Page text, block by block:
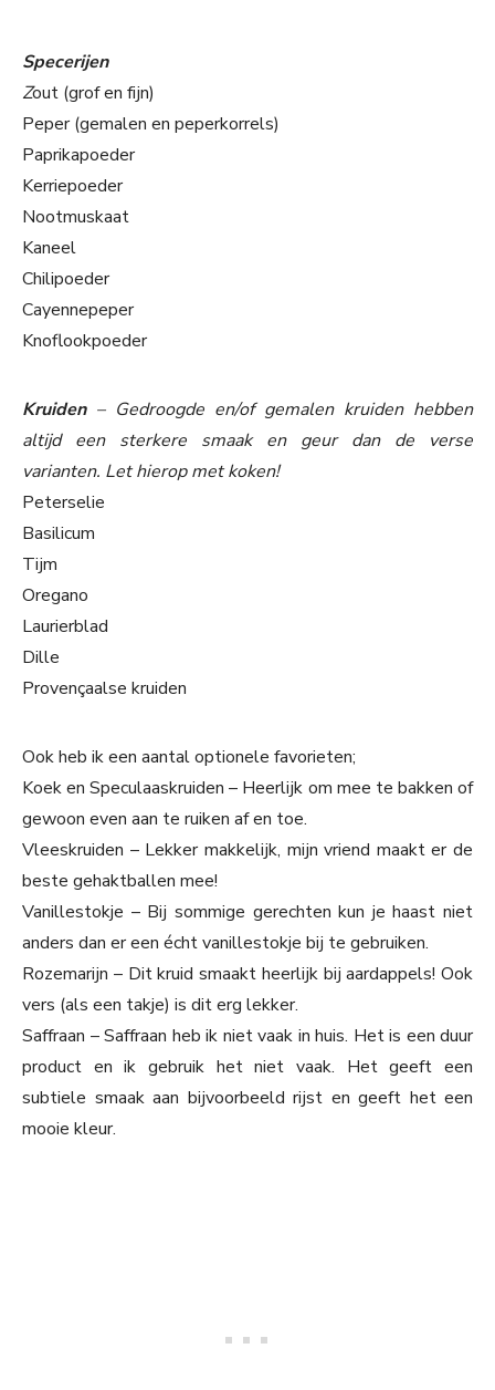
Specerijen
Zout (grof en fijn)
Peper (gemalen en peperkorrels)
Paprikapoeder
Kerriepoeder
Nootmuskaat
Kaneel
Chilipoeder
Cayennepeper
Knoflookpoeder
Kruiden– Gedroogde en/of gemalen kruiden hebben
altijd een sterkere smaak en geur dan de verse
varianten. Let hierop met koken!
Peterselie
Basilicum
Tijm
Oregano
Laurierblad
Dille
Provençaalse kruiden
Ook heb ik een aantal optionele favorieten;
Koek en Speculaaskruiden – Heerlijk om mee te bakken of
gewoon even aan te ruiken af en toe.
Vleeskruiden – Lekker makkelijk, mijn vriend maakt er de
beste gehaktballen mee!
Vanillestokje – Bij sommige gerechten kun je haast niet
anders dan er een écht vanillestokje bij te gebruiken.
Rozemarijn – Dit kruid smaakt heerlijk bij aardappels! Ook
vers (als een takje) is dit erg lekker.
Saffraan – Saffraan heb ik niet vaak in huis. Het is een duur
product en ik gebruik het niet vaak. Het geeft een
subtiele smaak aan bijvoorbeeld rijst en geeft het een
mooie kleur.